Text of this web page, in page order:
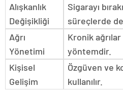
Alışkanlık
Değişikliği
Sigarayı
süreçlerde
Ağrı
Yönetimi
Kronik
yöntemdir.
Kişisel
Gelişim
Özgüven ve
kullanılır.